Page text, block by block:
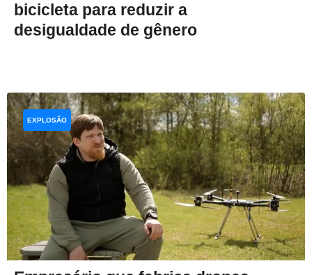
bicicleta para reduzir a
desigualdade de gênero
EXPLOSÃO